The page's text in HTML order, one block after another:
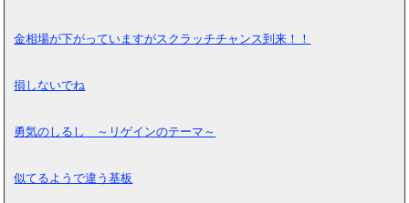
金相場が下がっていますがスクラッチチャンス到来！！
損しないでね
勇気のしるし ～リゲインのテーマ～
似てるようで違う基板